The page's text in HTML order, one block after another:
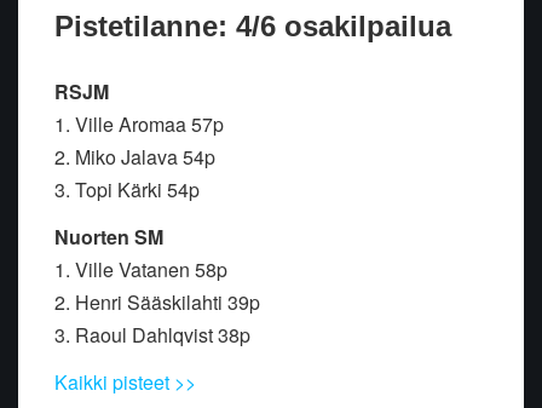
Pistetilanne: 4/6 osakilpailua
RSJM
1. Ville Aromaa 57p
2. Miko Jalava 54p
3. Topi Kärki 54p
Nuorten SM
1. Ville Vatanen 58p
2. Henri Sääskilahti 39p
3. Raoul Dahlqvist 38p
Kaikki pisteet >>